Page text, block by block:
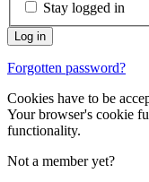
Stay logged in
Forgotten password?
Cookies have to be
Your browser's cookie
functionality.
Not a member yet?